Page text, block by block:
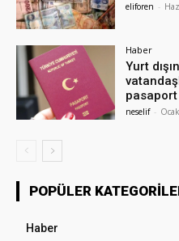
eliforen -
Haber
Yurt
neselif -
POPÜLER
Haber